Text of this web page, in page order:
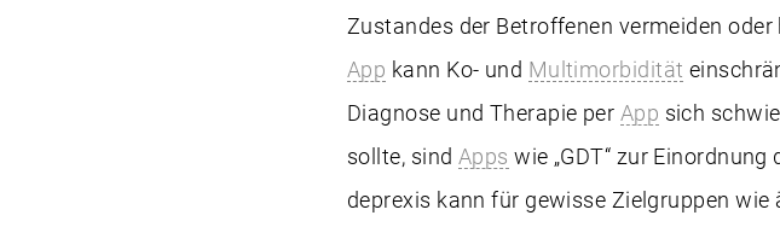
Zustandes der Betroffenen vermeiden
App kann Ko- und Multimorbidität
Diagnose und Therapie per App sich
sollte, sind Apps wie „GDT“ zur
deprexis kann für gewisse Zielgruppen